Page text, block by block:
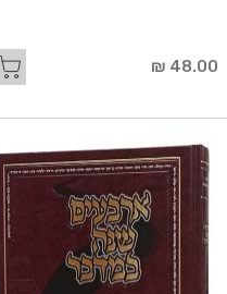
48.00 ₪